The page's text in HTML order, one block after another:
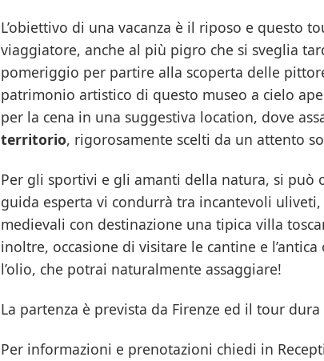
L’obiettivo di una vacanza è il riposo e questo
viaggiatore, anche al più pigro che si sveglia
pomeriggio per partire alla scoperta delle
patrimonio artistico di questo museo a cielo
per la cena in una suggestiva location, dove
territorio, rigorosamente scelti da un attento
Per gli sportivi e gli amanti della natura, si può
guida esperta vi condurrà tra incantevoli
medievali con destinazione una tipica villa
inoltre, occasione di visitare le cantine e
l’olio, che potrai naturalmente assaggiare!
La partenza è prevista da Firenze ed il tour
Per informazioni e prenotazioni chiedi in